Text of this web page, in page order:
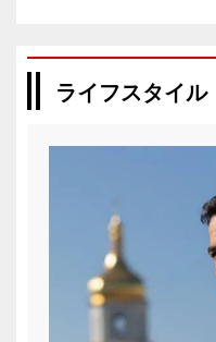
ライフスタイル